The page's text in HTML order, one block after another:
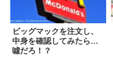
ビッグマックを注文し、
中身を確認してみたら…
噓だろ！？